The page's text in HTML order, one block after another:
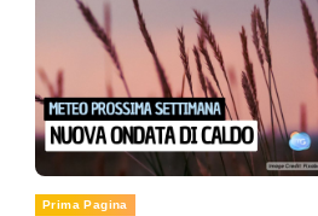
Prima Pagina